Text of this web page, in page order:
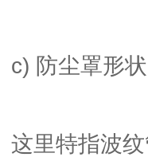
c) 防尘罩形
这里特指波